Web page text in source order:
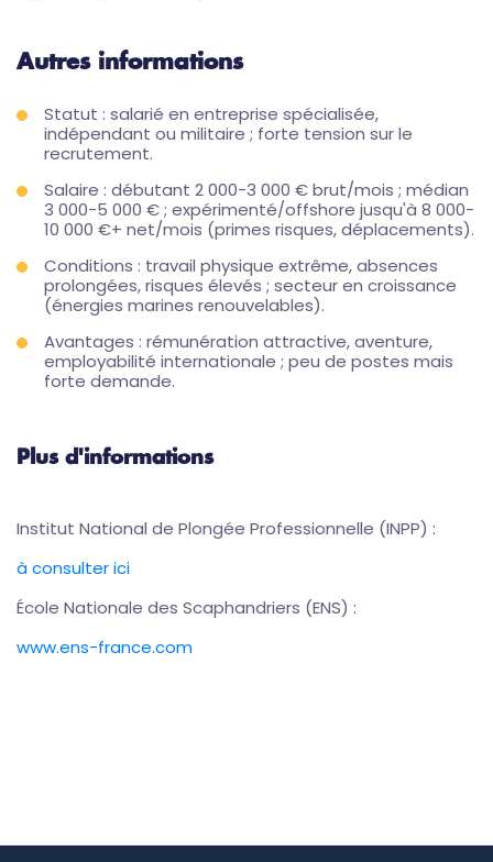
Autres informations
Statut : salarié en entreprise spécialisée,
indépendant ou militaire ; forte tension sur le
recrutement.
Salaire : débutant 2 000-3 000 € brut/mois ; médian
3 000-5 000 € ; expérimenté/offshore jusqu'à 8 000-
10 000 €+ net/mois (primes risques, déplacements).
Conditions : travail physique extrême, absences
prolongées, risques élevés ; secteur en croissance
(énergies marines renouvelables).
Avantages : rémunération attractive, aventure,
employabilité internationale ; peu de postes mais
forte demande.
Plus d'informations
Institut National de Plongée Professionnelle (INPP) :
à consulter ici
École Nationale des Scaphandriers (ENS) :
www.ens-france.com